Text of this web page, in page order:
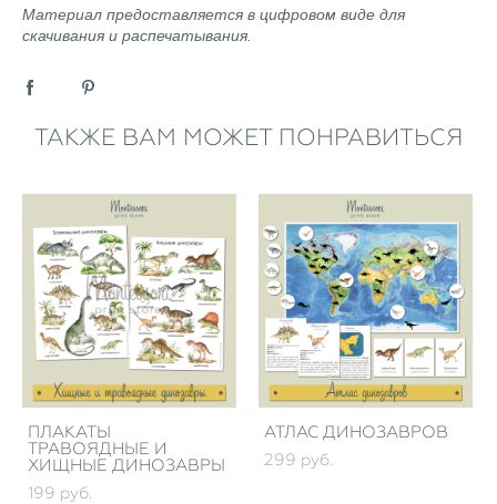
Материал предоставляется в цифровом виде для
скачивания и распечатывания.
ТАКЖЕ ВАМ МОЖЕТ ПОНРАВИТЬСЯ
ПЛАКАТЫ
ТРАВОЯДНЫЕ И
ХИЩНЫЕ ДИНОЗАВРЫ
199 pуб.
АТЛАС ДИНОЗАВРОВ
299 pуб.